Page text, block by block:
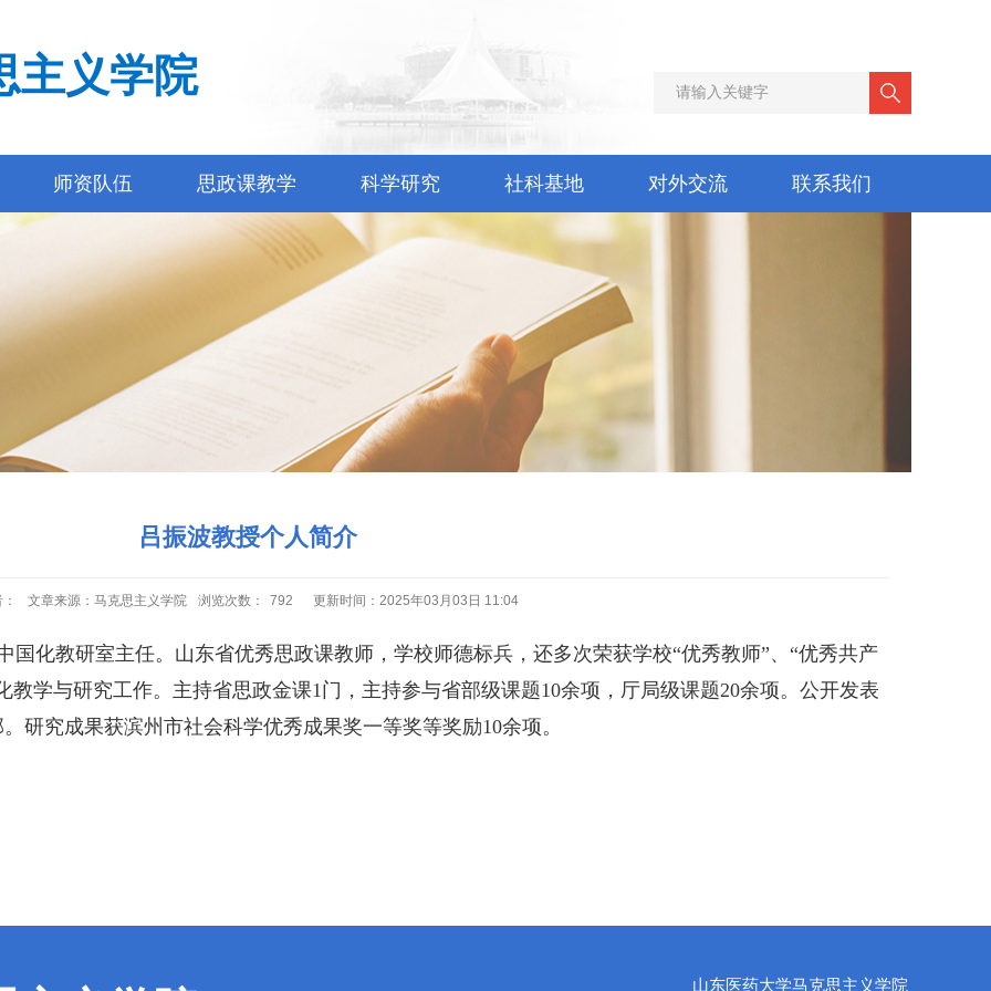
主义学院
师资队伍 思政课教学 科学研究 社科基地 对外交流 联系我们
吕振波教授个人简介
文章来源：马克思主义学院 浏览次数： 792 更新时间：2025年03月03日 11:04
化教研室主任。山东省优秀思政课教师，学校师德标兵，还多次荣获学校“优秀教师”、“优秀共产
教学与研究工作。主持省思政金课1门，主持参与省部级课题10余项，厅局级课题20余项。公开发表
。研究成果获滨州市社会科学优秀成果奖一等奖等奖励10余项。
山东医药大学马克思主义学院